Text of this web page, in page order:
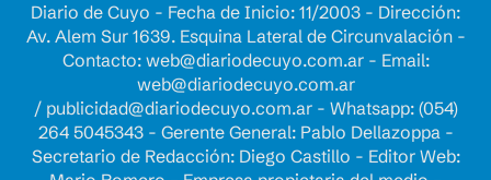
Diario de Cuyo - Fecha de Inicio: 11/2003 - Dirección:
Av. Alem Sur 1639. Esquina Lateral de Circunvalación -
Contacto: web@diariodecuyo.com.ar- Email:
web@diariodecuyo.com.ar
/ publicidad@diariodecuyo.com.ar- Whatsapp: (054)
264 5045343 - Gerente General: Pablo Dellazoppa -
Secretario de Redacción: Diego Castillo - Editor Web: